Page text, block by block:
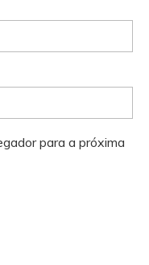
para a próxima